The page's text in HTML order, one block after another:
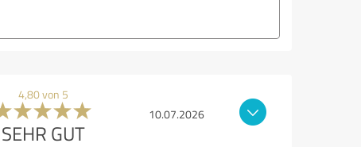
4,80 von 5
SEHR GUT
10.07.2026